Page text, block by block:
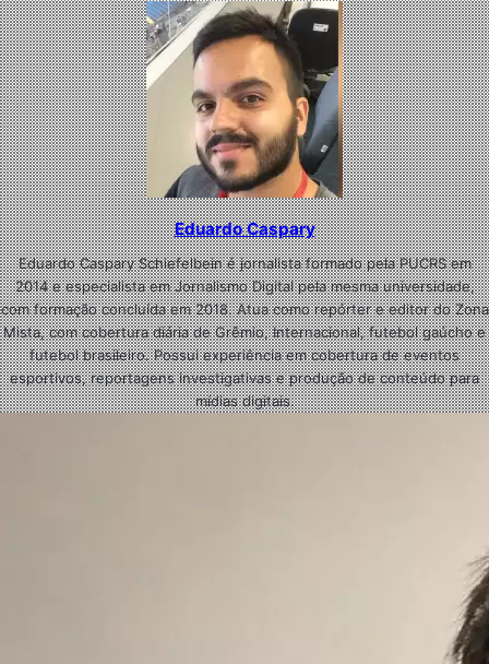
Eduardo Caspary
Eduardo Caspary Schiefelbein é jornalista formado pela PUCRS em
2014 e especialista em Jornalismo Digital pela mesma universidade,
com formação concluída em 2018. Atua como repórter e editor do Zona
Mista, com cobertura diária de Grêmio, Internacional, futebol gaúcho e
futebol brasileiro. Possui experiência em cobertura de eventos
esportivos, reportagens investigativas e produção de conteúdo para
mídias digitais.